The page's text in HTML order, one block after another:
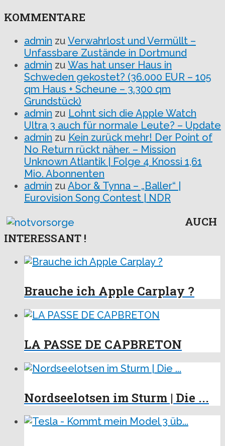
KOMMENTARE
admin zu Verwahrlost und Vermüllt –
Unfassbare Zustände in Dortmund
admin zu Was hat unser Haus in
Schweden gekostet? (36.000 EUR – 105
qm Haus + Scheune – 3.300 qm
Grundstück)
admin zu Lohnt sich die Apple Watch
Ultra 3 auch für normale Leute? – Update
admin zu Kein zurück mehr! Der Point of
No Return rückt näher. – Mission
Unknown Atlantik | Folge 4 Knossi 1,61
Mio. Abonnenten
admin zu Abor & Tynna – „Baller“ |
Eurovision Song Contest | NDR
AUCH
INTERESSANT !
Brauche ich Apple Carplay ?
LA PASSE DE CAPBRETON
Nordseelotsen im Sturm | Die ...